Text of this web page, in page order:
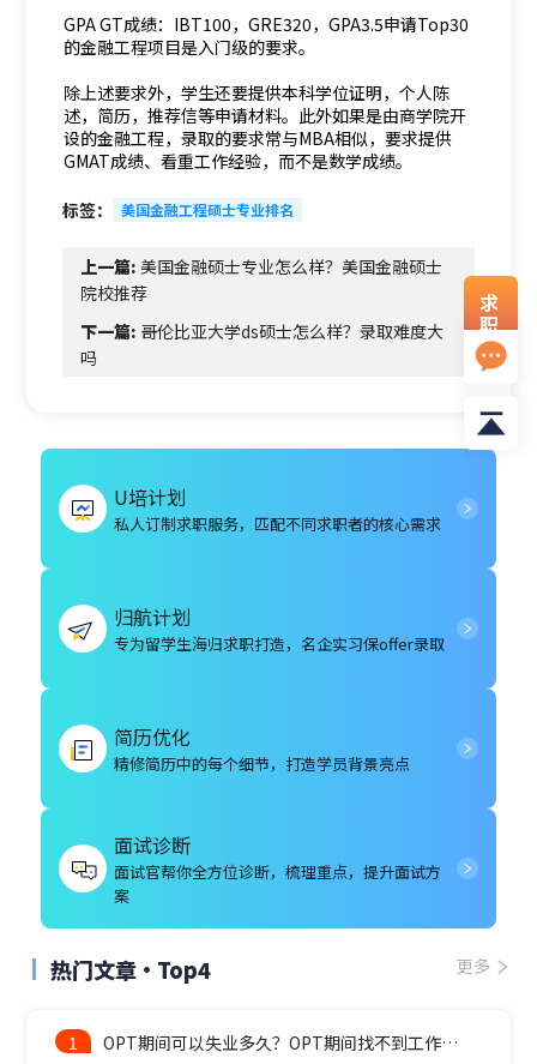
GPA GT成绩：IBT100，GRE320，GPA3.5申请Top30
的金融工程项目是入门级的要求。
除上述要求外，学生还要提供本科学位证明，个人陈
述，简历，推荐信等申请材料。此外如果是由商学院开
设的金融工程，录取的要求常与MBA相似，要求提供
GMAT成绩、看重工作经验，而不是数学成绩。
标签： 美国金融工程硕士专业排名
上一篇:美国金融硕士专业怎么样？美国金融硕士
院校推荐
下一篇: 哥伦比亚大学ds硕士怎么样？录取难度大
吗
U培计划
私人订制求职服务，匹配不同求职者的核心需求
归航计划
专为留学生海归求职打造，名企实习保offer录取
简历优化
精修简历中的每个细节，打造学员背景亮点
面试诊断
面试官帮你全方位诊断，梳理重点，提升面试方
案
热门文章·Top4 更多
1 OPT期间可以失业多久？OPT期间找不到工作怎么办？
求
职
资
料